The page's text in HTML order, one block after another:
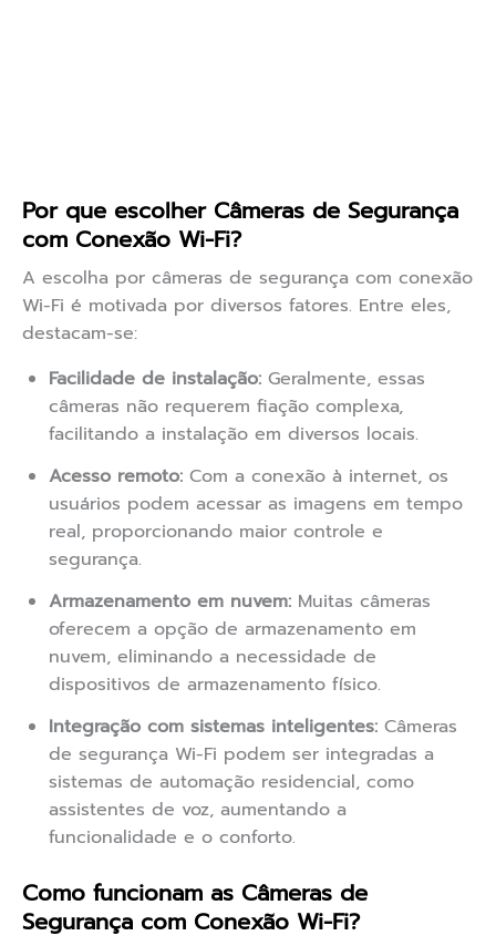
Por que escolher Câmeras de Segurança
com Conexão Wi-Fi?
A escolha por câmeras de segurança com conexão
Wi-Fi é motivada por diversos fatores. Entre eles,
destacam-se:
Facilidade de instalação: Geralmente, essas
câmeras não requerem fiação complexa,
facilitando a instalação em diversos locais.
Acesso remoto: Com a conexão à internet, os
usuários podem acessar as imagens em tempo
real, proporcionando maior controle e
segurança.
Armazenamento em nuvem: Muitas câmeras
oferecem a opção de armazenamento em
nuvem, eliminando a necessidade de
dispositivos de armazenamento físico.
Integração com sistemas inteligentes: Câmeras
de segurança Wi-Fi podem ser integradas a
sistemas de automação residencial, como
assistentes de voz, aumentando a
funcionalidade e o conforto.
Como funcionam as Câmeras de
Segurança com Conexão Wi-Fi?